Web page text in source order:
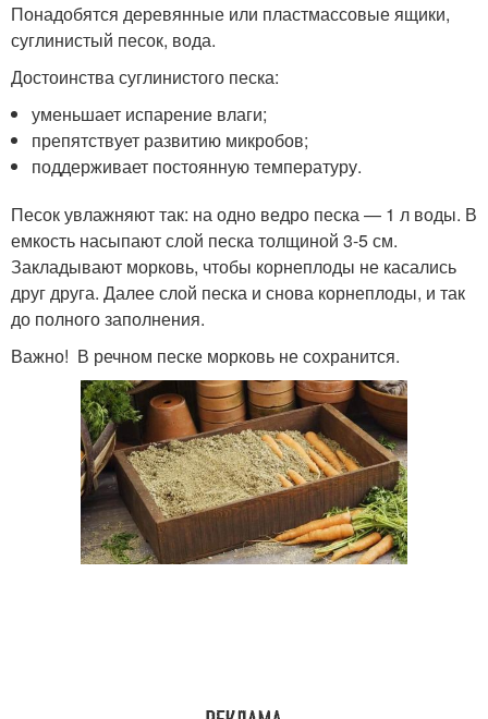
Понадобятся деревянные или пластмассовые ящики,
суглинистый песок, вода.
Достоинства суглинистого песка:
уменьшает испарение влаги;
препятствует развитию микробов;
поддерживает постоянную температуру.
Песок увлажняют так: на одно ведро песка — 1 л воды. В
емкость насыпают слой песка толщиной 3-5 см.
Закладывают морковь, чтобы корнеплоды не касались
друг друга. Далее слой песка и снова корнеплоды, и так
до полного заполнения.
Важно! В речном песке морковь не сохранится.